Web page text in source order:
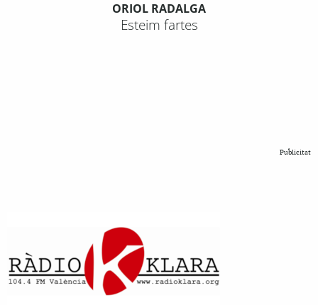
ORIOL RADALGA
Esteim fartes
Publicitat